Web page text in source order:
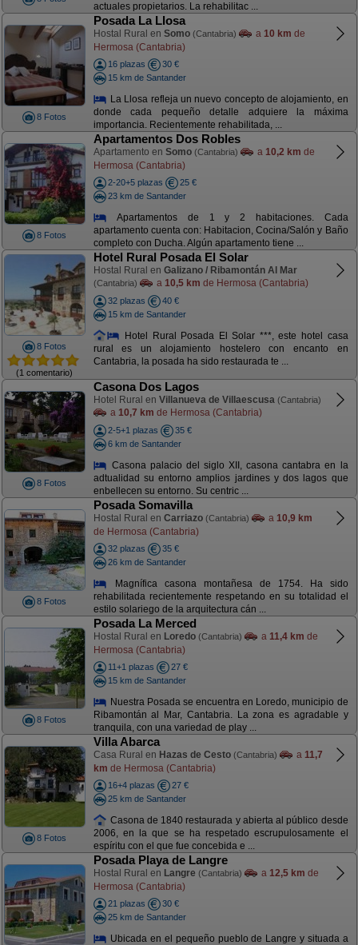
actuales propietarios. La rehabilitac ...
8 Fotos
Posada La Llosa
Hostal Rural en Somo (Cantabria) a 10 km de
Hermosa (Cantabria)
16 plazas
30 €
15 km de Santander
La Llosa refleja un nuevo concepto de alojamiento, en
donde cada pequeño detalle adquiere la máxima
importancia. Recientemente rehabilitada, ...
8 Fotos
Apartamentos Dos Robles
Apartamento en Somo (Cantabria) a 10,2 km de
Hermosa (Cantabria)
2-20+5 plazas
25 €
23 km de Santander
Apartamentos de 1 y 2 habitaciones. Cada
apartamento cuenta con: Habitacion, Cocina/Salón y Baño
completo con Ducha. Algún apartamento tiene ...
8 Fotos
(1 comentario)
Hotel Rural Posada El Solar
Hostal Rural en Galizano / Ribamontán Al Mar
(Cantabria) a 10,5 km de Hermosa (Cantabria)
32 plazas
40 €
15 km de Santander
Hotel Rural Posada El Solar ***, este hotel casa
rural es un alojamiento hostelero con encanto en
Cantabria, la posada ha sido restaurada te ...
8 Fotos
Casona Dos Lagos
Hotel Rural en Villanueva de Villaescusa (Cantabria)
a 10,7 km de Hermosa (Cantabria)
2-5+1 plazas
35 €
6 km de Santander
Casona palacio del siglo XII, casona cantabra en la
adtualidad su entorno amplios jardines y dos lagos que
enbellecen su entorno. Su centric ...
8 Fotos
Posada Somavilla
Hostal Rural en Carriazo (Cantabria) a 10,9 km
de Hermosa (Cantabria)
32 plazas
35 €
26 km de Santander
Magnífica casona montañesa de 1754. Ha sido
rehabilitada recientemente respetando en su totalidad el
estilo solariego de la arquitectura cán ...
8 Fotos
Posada La Merced
Hostal Rural en Loredo (Cantabria) a 11,4 km de
Hermosa (Cantabria)
11+1 plazas
27 €
15 km de Santander
Nuestra Posada se encuentra en Loredo, municipio de
Ribamontán al Mar, Cantabria. La zona es agradable y
tranquila, con una variedad de play ...
8 Fotos
Villa Abarca
Casa Rural en Hazas de Cesto (Cantabria) a 11,7
km de Hermosa (Cantabria)
16+4 plazas
27 €
25 km de Santander
Casona de 1840 restaurada y abierta al público desde
2006, en la que se ha respetado escrupulosamente el
espíritu con el que fue concebida e ...
Posada Playa de Langre
Hostal Rural en Langre (Cantabria) a 12,5 km de
Hermosa (Cantabria)
21 plazas
30 €
25 km de Santander
Ubicada en el pequeño pueblo de Langre y situada a